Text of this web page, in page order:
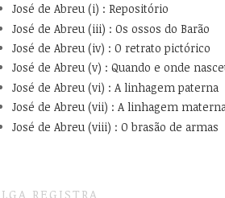
José de Abreu (i) : Repositório
José de Abreu (iii) : Os ossos do Barão
José de Abreu (iv) : O retrato pictórico
José de Abreu (v) : Quando e onde
José de Abreu (vi) : A linhagem paterna
José de Abreu (vii) : A linhagem
José de Abreu (viii) : O brasão de armas
REGISTRA